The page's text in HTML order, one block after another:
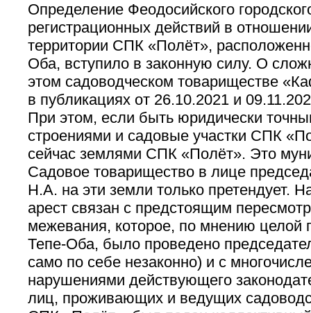
Определение Феодосийского
регистрационных действий в
территории СПК «Полёт»,
Оба, вступило в законную силу. О
этом садоводческом товариществе
в публикациях от 26.10.2021 и
При этом, если быть юридически
строениями и садовые участки СПК
сейчас землями СПК «Полёт». Это
Садовое товарищество в лице
Н.А. на эти земли только претендует.
арест связан с предстоящим
межевания, которое, по мнению целой
Тепе-Оба, было проведено
само по себе незаконно) и с
нарушениями действующего
лиц, проживающих и ведущих